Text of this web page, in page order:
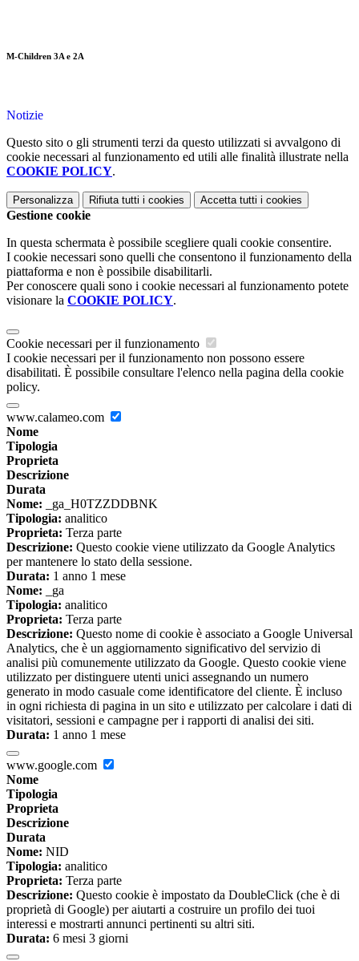
M-Children 3A e 2A
Notizie
Questo sito o gli strumenti terzi da questo utilizzati si avvalgono di
cookie necessari al funzionamento ed utili alle finalità illustrate nella
COOKIE POLICY.
Personalizza Rifiuta tutti i cookies Accetta tutti i cookies
Gestione cookie
In questa schermata è possibile scegliere quali cookie consentire.
I cookie necessari sono quelli che consentono il funzionamento della
piattaforma e non è possibile disabilitarli.
Per conoscere quali sono i cookie necessari al funzionamento potete
visionare la COOKIE POLICY.
Cookie necessari per il funzionamento
I cookie necessari per il funzionamento non possono essere
disabilitati. È possibile consultare l'elenco nella pagina della cookie
policy.
www.calameo.com
Nome
Tipologia
Proprieta
Descrizione
Durata
Nome: _ga_H0TZZDDBNK
Tipologia: analitico
Proprieta: Terza parte
Descrizione: Questo cookie viene utilizzato da Google Analytics
per mantenere lo stato della sessione.
Durata: 1 anno 1 mese
Nome: _ga
Tipologia: analitico
Proprieta: Terza parte
Descrizione: Questo nome di cookie è associato a Google Universal
Analytics, che è un aggiornamento significativo del servizio di
analisi più comunemente utilizzato da Google. Questo cookie viene
utilizzato per distinguere utenti unici assegnando un numero
generato in modo casuale come identificatore del cliente. È incluso
in ogni richiesta di pagina in un sito e utilizzato per calcolare i dati di
visitatori, sessioni e campagne per i rapporti di analisi dei siti.
Durata: 1 anno 1 mese
www.google.com
Nome
Tipologia
Proprieta
Descrizione
Durata
Nome: NID
Tipologia: analitico
Proprieta: Terza parte
Descrizione: Questo cookie è impostato da DoubleClick (che è di
proprietà di Google) per aiutarti a costruire un profilo dei tuoi
interessi e mostrarti annunci pertinenti su altri siti.
Durata: 6 mesi 3 giorni